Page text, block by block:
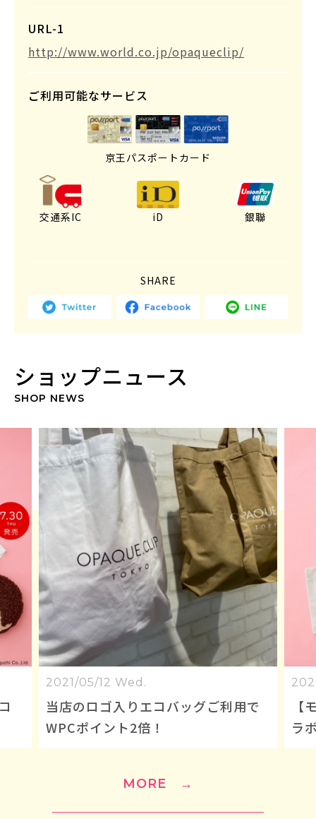
URL-1
http://www.world.co.jp/opaqueclip/
ご利用可能なサービス
京王パスポートカード
交通系IC iD 銀聯
SHARE
ショップニュース
SHOP NEWS
で
2026/07/30 Thu.
【モンチッチ×OPAQUE.CLIP】コ
ラボレーションアイテム
MORE →